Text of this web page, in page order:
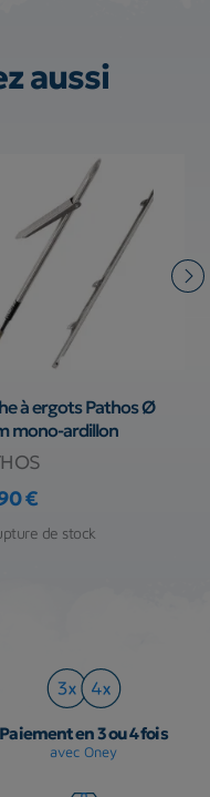
aussi
à ergots Pathos Ø
mono-ardillon
€
de stock
Paiement en 3 ou 4 fois
avec Oney